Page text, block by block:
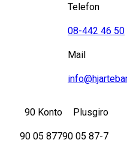
Telefon
08-442 46 50
Mail
90 Konto
90 05 877
Plusgiro
90 05 87-7